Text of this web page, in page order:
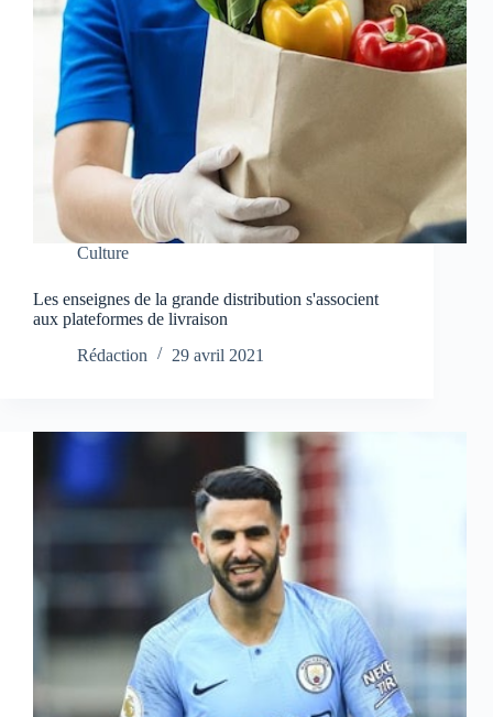
Culture
Les enseignes de la grande distribution s'associent
aux plateformes de livraison
Rédaction
29 avril 2021